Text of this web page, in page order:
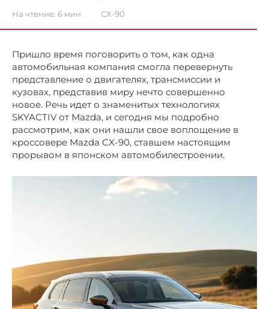
На чтение: 6 мин CX-90
Пришло время поговорить о том, как одна
автомобильная компания смогла перевернуть
представление о двигателях, трансмиссии и
кузовах, представив миру нечто совершенно
новое. Речь идет о знаменитых технологиях
SKYACTIV от Mazda, и сегодня мы подробно
рассмотрим, как они нашли свое воплощение в
кроссовере Mazda CX-90, ставшем настоящим
прорывом в японском автомобилестроении.